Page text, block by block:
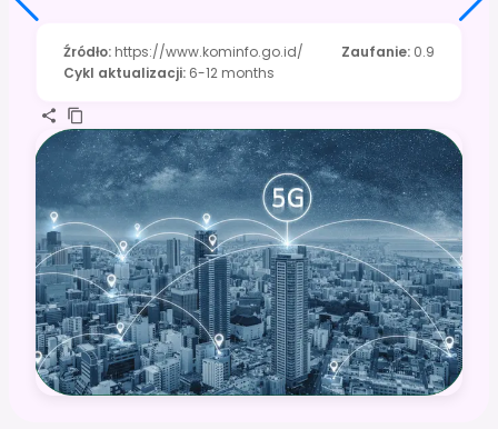
Źródło: https://www.kominfo.go.id/ Zaufanie: 0.9
Cykl aktualizacji: 6-12 months